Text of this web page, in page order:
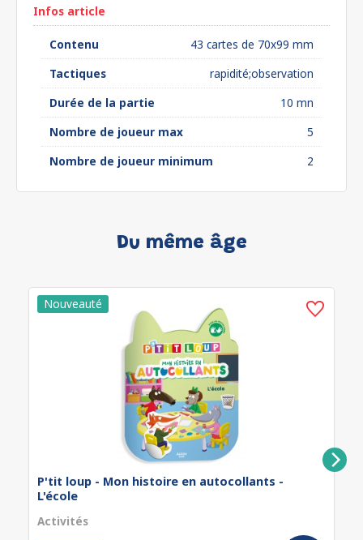
Infos article
Contenu
43 cartes de 70x99 mm
Tactiques
rapidité;observation
Durée de la partie
10 mn
Nombre de joueur max
5
Nombre de joueur minimum
2
Du même âge
P'tit loup - Mon histoire en autocollants -
L'école
Activités